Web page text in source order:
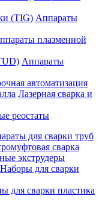
Аппараты
плазменной
Аппараты
автоматизация
Лазерная сварка и
реостаты
для сварки труб
сварка
экструдеры
Наборы для сварки
для сварки пластика